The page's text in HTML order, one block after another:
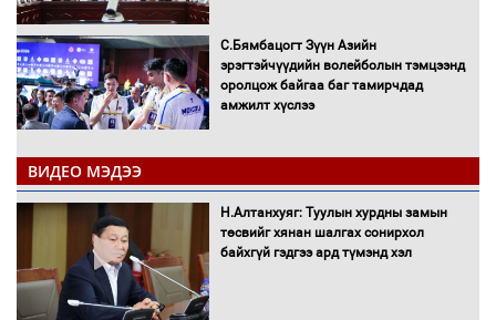
С.Бямбацогт Зүүн Азийн
эрэгтэйчүүдийн волейболын тэмцээнд
оролцож байгаа баг тамирчдад
амжилт хүслээ
Автобензин, дизель түлшний онцгой
албан татварыг тэглэлээ
ВИДЕО МЭДЭЭ
Н.Алтанхуяг: Туулын хурдны замын
төсвийг хянан шалгах сонирхол
байхгүй гэдгээ ард түмэнд хэл